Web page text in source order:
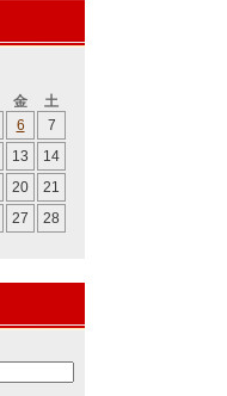
金
土
6
7
13
14
20
21
27 28